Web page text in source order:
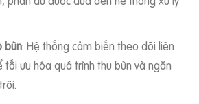
bùn: Hệ thống cảm biến theo dõi liên
ưu hóa quá trình thu bùn và ngăn